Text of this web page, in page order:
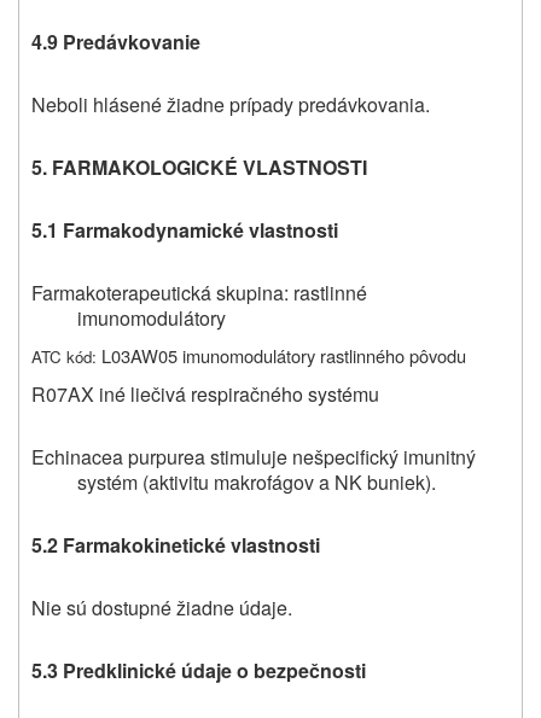
4.9 Predávkovanie
Neboli hlásené žiadne prípady predávkovania.
5. FARMAKOLOGICKÉ VLASTNOSTI
5.1 Farmakodynamické vlastnosti
Farmakoterapeutická skupina: rastlinné
imunomodulátory
ATC kód: L03AW05 imunomodulátory rastlinného pôvodu
R07AX iné liečivá respiračného systému
Echinacea purpurea stimuluje nešpecifický imunitný
systém (aktivitu makrofágov a NK buniek).
5.2 Farmakokinetické vlastnosti
Nie sú dostupné žiadne údaje.
5.3 Predklinické údaje o bezpečnosti